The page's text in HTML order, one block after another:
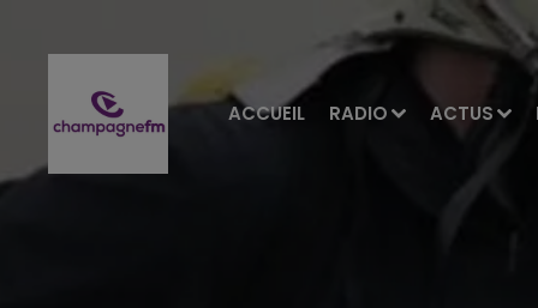
ACCUEIL RADIO ACTUS